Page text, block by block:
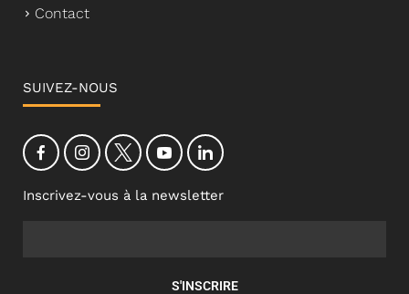
Contact
SUIVEZ-NOUS
Inscrivez-vous à la newsletter
S'INSCRIRE